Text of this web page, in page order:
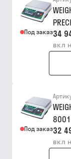
Под заказ34
вкл
Под заказ32
вкл